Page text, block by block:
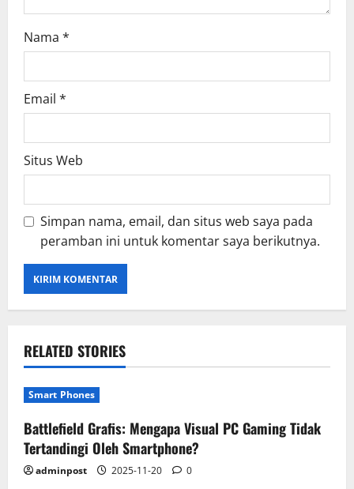
Nama *
Email *
Situs Web
Simpan nama, email, dan situs web saya pada
peramban ini untuk komentar saya berikutnya.
RELATED STORIES
Smart Phones
Battlefield Grafis: Mengapa Visual PC Gaming Tidak
Tertandingi Oleh Smartphone?
adminpost 2025-11-20 0